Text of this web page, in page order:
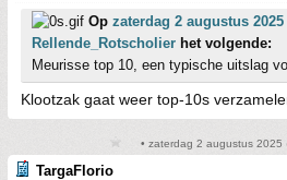
Op zaterdag 2 augustus 2025
Rellende_Rotscholier het volgende:
Meurisse top 10, een typische uitslag
Klootzak gaat weer top-10s
• zaterdag 2 augustus 2025
TargaFlorio